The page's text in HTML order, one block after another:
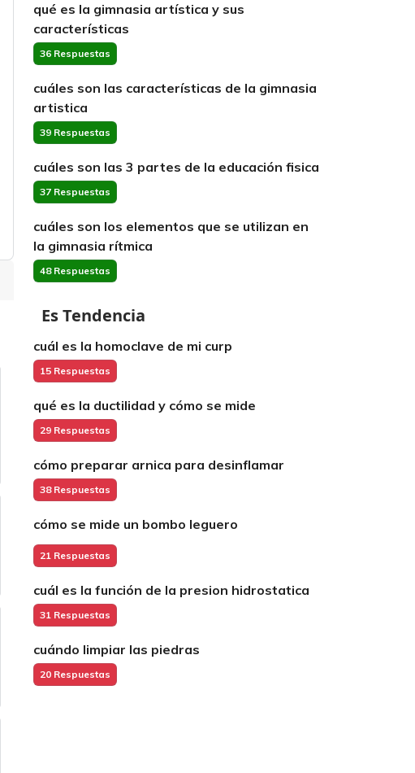
qué es la gimnasia artística y sus
características
36 Respuestas
cuáles son las características de la gimnasia
artistica
39 Respuestas
cuáles son las 3 partes de la educación fisica
37 Respuestas
cuáles son los elementos que se utilizan en
la gimnasia rítmica
48 Respuestas
Es Tendencia
cuál es la homoclave de mi curp
15 Respuestas
qué es la ductilidad y cómo se mide
29 Respuestas
cómo preparar arnica para desinflamar
38 Respuestas
cómo se mide un bombo leguero
21 Respuestas
cuál es la función de la presion hidrostatica
31 Respuestas
cuándo limpiar las piedras
20 Respuestas